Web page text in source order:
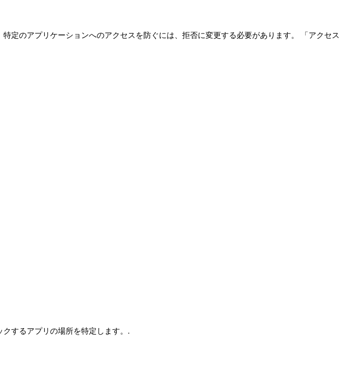
定のアプリケーションへのアクセスを防ぐには、拒否に変更する必要があります。 「アクセス
するアプリの場所を特定します。.